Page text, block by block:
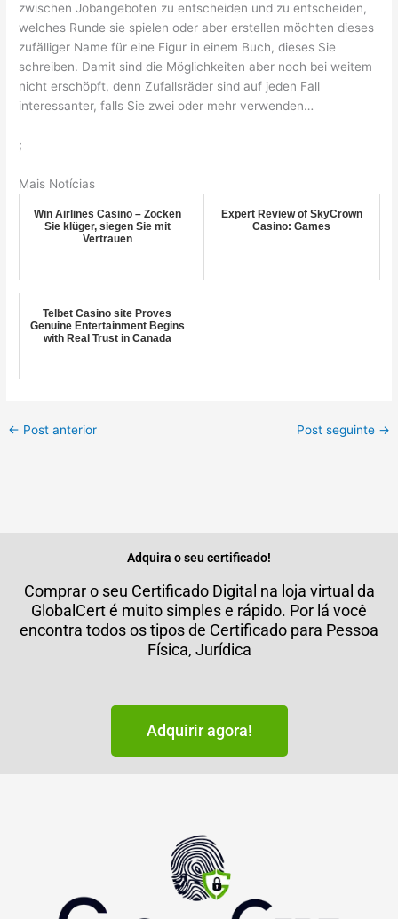
zwischen Jobangeboten zu entscheiden und zu entscheiden,
welches Runde sie spielen oder aber erstellen möchten dieses
zufälliger Name für eine Figur in einem Buch, dieses Sie
schreiben. Damit sind die Möglichkeiten aber noch bei weitem
nicht erschöpft, denn Zufallsräder sind auf jeden Fall
interessanter, falls Sie zwei oder mehr verwenden…
;
Mais Notícias
Win Airlines Casino – Zocken
Sie klüger, siegen Sie mit
Vertrauen
Expert Review of SkyCrown
Casino: Games
Telbet Casino site Proves
Genuine Entertainment Begins
with Real Trust in Canada
← Post anterior Post seguinte →
Adquira o seu certificado!
Comprar o seu Certificado Digital na loja virtual da
GlobalCert é muito simples e rápido. Por lá você
encontra todos os tipos de Certificado para Pessoa
Física, Jurídica
Adquirir agora!